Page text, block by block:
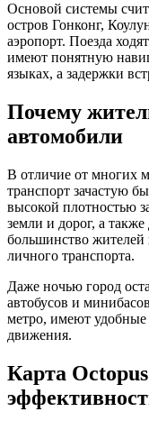
Основой системы
остров Гонконг,
аэропорт. Поезда
имеют понятную
языках, а задержки
Почему
автомобили
В отличие от многих
транспорт зачастую
высокой плотностью
земли и дорог, а также
большинство жителей
личного транспорта.
Даже ночью город
автобусов и
метро, имеют удобные
движения.
Карта